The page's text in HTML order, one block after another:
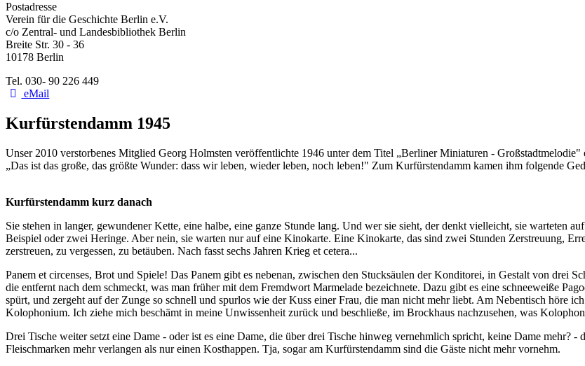
Postadresse
Verein für die Geschichte Berlin e.V.
c/o Zentral- und Landesbibliothek Berlin
Breite Str. 30 - 36
10178 Berlin
Tel. 030- 90 226 449
eMail
Kurfürstendamm 1945
Unser 2010 verstorbenes Mitglied Georg Holmsten veröffentlichte 1946 unter dem Titel „Berliner Miniaturen -
„Das ist das große, das größte Wunder: dass wir leben, wieder leben, noch leben!" Zum Kurfürstendamm kamen ihm folgende
Kurfürstendamm kurz danach
Sie stehen in langer, gewundener Kette, eine halbe, eine ganze Stunde lang. Und wer sie sieht, der denkt vielleicht, sie warteten
Beispiel oder zwei Heringe. Aber nein, sie warten nur auf eine Kinokarte. Eine Kinokarte, das sind zwei Stunden Zerstreuung,
zerstreuen, zu vergessen, zu betäuben. Nach fasst sechs Jahren Krieg et cetera...
Panem et circenses, Brot und Spiele! Das Panem gibt es nebenan, zwischen den Stucksäulen der Konditorei, in Gestalt von drei
die entfernt nach dem schmeckt, was man früher mit dem Fremdwort Marmelade bezeichnete. Dazu gibt es eine schneeweiße
spürt, und zergeht auf der Zunge so schnell und spurlos wie der Kuss einer Frau, die man nicht mehr liebt. Am Nebentisch höre
Kolophonium. Ich ziehe mich beschämt in meine Unwissenheit zurück und beschließe, im Brockhaus nachzusehen, was
Drei Tische weiter setzt eine Dame - oder ist es eine Dame, die über drei Tische hinweg vernehmlich spricht, keine Dame mehr?
Fleischmarken mehr verlangen als nur einen Kosthappen. Tja, sogar am Kurfürstendamm sind die Gäste nicht mehr vornehm.